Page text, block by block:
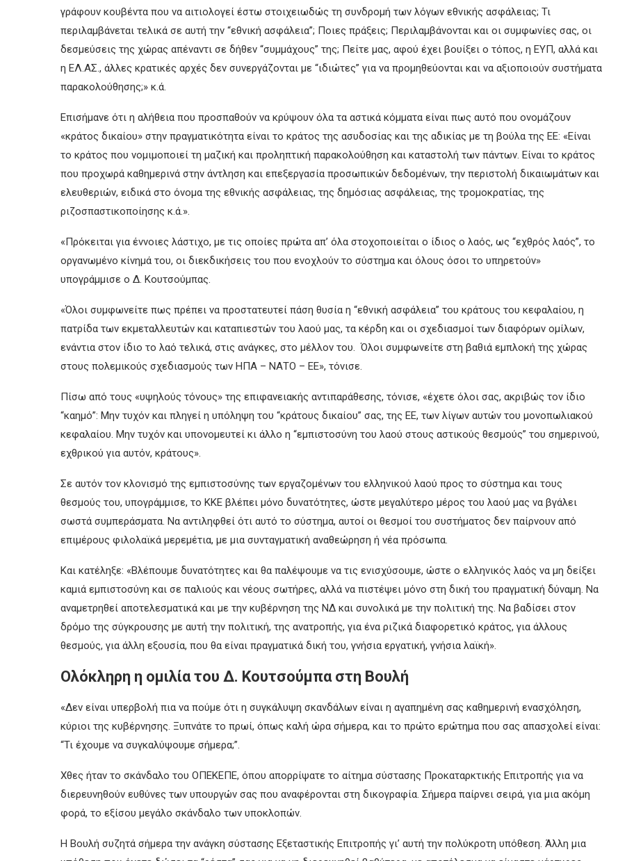
γράφουν κουβέντα που να αιτιολογεί έστω στοιχειωδώς τη συνδρομή των λόγων εθνικής ασφάλειας; Τι
περιλαμβάνεται τελικά σε αυτή την “εθνική ασφάλεια”; Ποιες πράξεις; Περιλαμβάνονται και οι συμφωνίες σας, οι
δεσμεύσεις της χώρας απέναντι σε δήθεν “συμμάχους” της; Πείτε μας, αφού έχει βουίξει ο τόπος, η ΕΥΠ, αλλά και
η ΕΛ.ΑΣ., άλλες κρατικές αρχές δεν συνεργάζονται με “ιδιώτες” για να προμηθεύονται και να αξιοποιούν συστήματα
παρακολούθησης;» κ.ά.
Επισήμανε ότι η αλήθεια που προσπαθούν να κρύψουν όλα τα αστικά κόμματα είναι πως αυτό που ονομάζουν
«κράτος δικαίου» στην πραγματικότητα είναι το κράτος της ασυδοσίας και της αδικίας με τη βούλα της ΕΕ: «Είναι
το κράτος που νομιμοποιεί τη μαζική και προληπτική παρακολούθηση και καταστολή των πάντων. Είναι το κράτος
που προχωρά καθημερινά στην άντληση και επεξεργασία προσωπικών δεδομένων, την περιστολή δικαιωμάτων και
ελευθεριών, ειδικά στο όνομα της εθνικής ασφάλειας, της δημόσιας ασφάλειας, της τρομοκρατίας, της
ριζοσπαστικοποίησης κ.ά.».
«Πρόκειται για έννοιες λάστιχο, με τις οποίες πρώτα απ’ όλα στοχοποιείται ο ίδιος ο λαός, ως “εχθρός λαός”, το
οργανωμένο κίνημά του, οι διεκδικήσεις του που ενοχλούν το σύστημα και όλους όσοι το υπηρετούν»
υπογράμμισε ο Δ. Κουτσούμπας.
«Όλοι συμφωνείτε πως πρέπει να προστατευτεί πάση θυσία η “εθνική ασφάλεια” του κράτους του κεφαλαίου, η
πατρίδα των εκμεταλλευτών και καταπιεστών του λαού μας, τα κέρδη και οι σχεδιασμοί των διαφόρων ομίλων,
ενάντια στον ίδιο το λαό τελικά, στις ανάγκες, στο μέλλον του. Όλοι συμφωνείτε στη βαθιά εμπλοκή της χώρας
στους πολεμικούς σχεδιασμούς των ΗΠΑ – ΝΑΤΟ – ΕΕ», τόνισε.
Πίσω από τους «υψηλούς τόνους» της επιφανειακής αντιπαράθεσης, τόνισε, «έχετε όλοι σας, ακριβώς τον ίδιο
“καημό”: Μην τυχόν και πληγεί η υπόληψη του “κράτους δικαίου” σας, της ΕΕ, των λίγων αυτών του μονοπωλιακού
κεφαλαίου. Μην τυχόν και υπονομευτεί κι άλλο η “εμπιστοσύνη του λαού στους αστικούς θεσμούς” του σημερινού,
εχθρικού για αυτόν, κράτους».
Σε αυτόν τον κλονισμό της εμπιστοσύνης των εργαζομένων του ελληνικού λαού προς το σύστημα και τους
θεσμούς του, υπογράμμισε, το ΚΚΕ βλέπει μόνο δυνατότητες, ώστε μεγαλύτερο μέρος του λαού μας να βγάλει
σωστά συμπεράσματα. Να αντιληφθεί ότι αυτό το σύστημα, αυτοί οι θεσμοί του συστήματος δεν παίρνουν από
επιμέρους φιλολαϊκά μερεμέτια, με μια συνταγματική αναθεώρηση ή νέα πρόσωπα.
Και κατέληξε: «Βλέπουμε δυνατότητες και θα παλέψουμε να τις ενισχύσουμε, ώστε ο ελληνικός λαός να μη δείξει
καμιά εμπιστοσύνη και σε παλιούς και νέους σωτήρες, αλλά να πιστέψει μόνο στη δική του πραγματική δύναμη. Να
αναμετρηθεί αποτελεσματικά και με την κυβέρνηση της ΝΔ και συνολικά με την πολιτική της. Να βαδίσει στον
δρόμο της σύγκρουσης με αυτή την πολιτική, της ανατροπής, για ένα ριζικά διαφορετικό κράτος, για άλλους
θεσμούς, για άλλη εξουσία, που θα είναι πραγματικά δική του, γνήσια εργατική, γνήσια λαϊκή».
Ολόκληρη η ομιλία του Δ. Κουτσούμπα στη Βουλή
«Δεν είναι υπερβολή πια να πούμε ότι η συγκάλυψη σκανδάλων είναι η αγαπημένη σας καθημερινή ενασχόληση,
κύριοι της κυβέρνησης. Ξυπνάτε το πρωί, όπως καλή ώρα σήμερα, και το πρώτο ερώτημα που σας απασχολεί είναι:
“Τι έχουμε να συγκαλύψουμε σήμερα;”.
Χθες ήταν το σκάνδαλο του ΟΠΕΚΕΠΕ, όπου απορρίψατε το αίτημα σύστασης Προκαταρκτικής Επιτροπής για να
διερευνηθούν ευθύνες των υπουργών σας που αναφέρονται στη δικογραφία. Σήμερα παίρνει σειρά, για μια ακόμη
φορά, το εξίσου μεγάλο σκάνδαλο των υποκλοπών.
Η Βουλή συζητά σήμερα την ανάγκη σύστασης Εξεταστικής Επιτροπής γι’ αυτή την πολύκροτη υπόθεση. Άλλη μια